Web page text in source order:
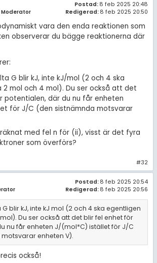
Moderator
Postad: 8 feb 2025 20:48
Redigerad: 8 feb 2025 20:50
vara den enda reaktionen som
observerar du bägge reaktionerna där
G blir kJ, inte kJ/mol (2 och 4 ska
2 mol och 4 mol). Du ser också att det
potentialen, där du nu får enheten
för J/C (den sistnämnda motsvarar
med fel n för (ii), visst är det fyra
som överförs?
#32
Postad: 8 feb 2025 20:54
Redigerad: 8 feb 2025 20:56
blir kJ, inte kJ mol (2 och 4 ska egentligen
Du ser också att det blir fel enhet för
nu får enheten J/(mol*C) istället för J/C
enheten V).
också!